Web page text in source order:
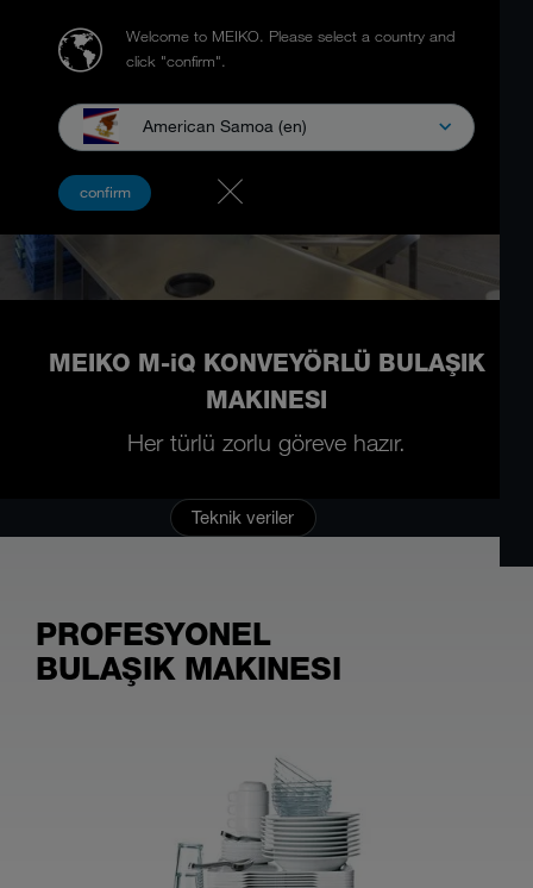
Welcome to MEIKO. Please select a country and
click "confirm".
American Samoa (en)
confirm
MEIKO M-iQ KONVEYÖRLÜ BULAŞIK
MAKINESI
Her türlü zorlu göreve hazır.
Teknik veriler
PROFESYONEL
BULAŞIK MAKINESI